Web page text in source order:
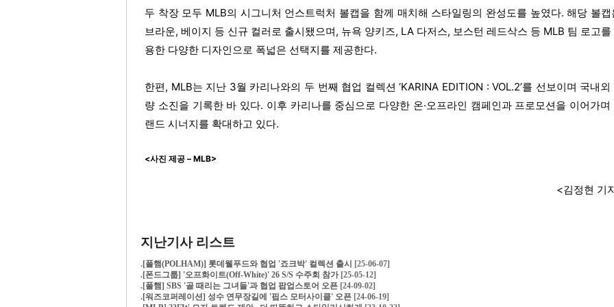
두 착장 모두 MLB의 시그니처 언스트럭처 볼캡을 함께 매치해 스타일링의 완성도를 높였다. 해당 볼캡
브라운, 베이지 등 신규 컬러로 출시됐으며, 뉴욕 양키즈, LA 다저스, 보스턴 레드삭스 등 MLB 팀 로고를
용한 다양한 디자인으로 폭넓은 선택지를 제공한다.
한편, MLB는 지난 3월 카리나와의 두 번째 협업 컬렉션 ‘KARINA EDITION : VOL.2’를 선보이며 국내외
량 소진을 기록한 바 있다. 이후 카리나를 중심으로 다양한 온·오프라인 캠페인과 프로모션을 이어가며
랜드 시너지를 확대하고 있다.
<사진 제공 – MLB>
<김정현 기
지난기사 리스트
.[폴햄(POLHAM)] 롯데웰푸드와 협업 '죠크박' 컬렉션 출시
[25-06-07]
.[폰드그룹] '오프화이트(Off-White)' 26 S/S 수주회 참가 [25-05-12]
.[폴햄] SBS '골 때리는 그녀들'과 협업 팝업스토어 오픈 [24-09-02]
.[워즈코퍼레이션] 성수 연무장길에 '핍스 모터사이클' 오픈 [24-06-19]